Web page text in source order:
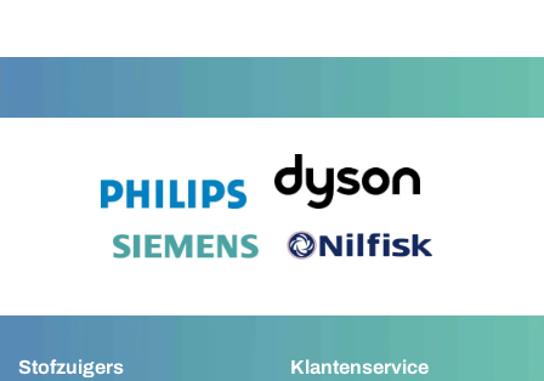
Stofzuigers Klantenservice